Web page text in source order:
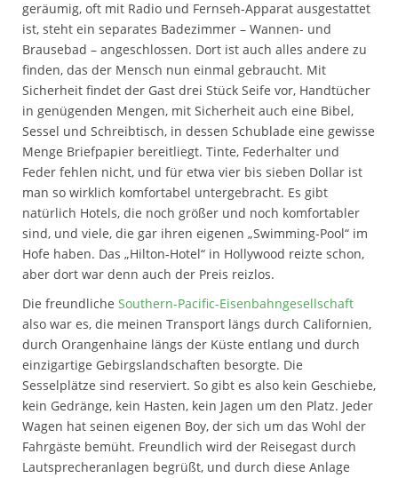
geräumig, oft mit Radio und Fernseh-Apparat ausgestattet
ist, steht ein separates Badezimmer – Wannen- und
Brausebad – angeschlossen. Dort ist auch alles andere zu
finden, das der Mensch nun einmal gebraucht. Mit
Sicherheit findet der Gast drei Stück Seife vor, Handtücher
in genügenden Mengen, mit Sicherheit auch eine Bibel,
Sessel und Schreibtisch, in dessen Schublade eine gewisse
Menge Briefpapier bereitliegt. Tinte, Federhalter und
Feder fehlen nicht, und für etwa vier bis sieben Dollar ist
man so wirklich komfortabel untergebracht. Es gibt
natürlich Hotels, die noch größer und noch komfortabler
sind, und viele, die gar ihren eigenen „Swimming-Pool“ im
Hofe haben. Das „Hilton-Hotel“ in Hollywood reizte schon,
aber dort war denn auch der Preis reizlos.
Die freundliche Southern-Pacific-Eisenbahngesellschaft
also war es, die meinen Transport längs durch Californien,
durch Orangenhaine längs der Küste entlang und durch
einzigartige Gebirgslandschaften besorgte. Die
Sesselplätze sind reserviert. So gibt es also kein Geschiebe,
kein Gedränge, kein Hasten, kein Jagen um den Platz. Jeder
Wagen hat seinen eigenen Boy, der sich um das Wohl der
Fahrgäste bemüht. Freundlich wird der Reisegast durch
Lautsprecheranlagen begrüßt, und durch diese Anlage